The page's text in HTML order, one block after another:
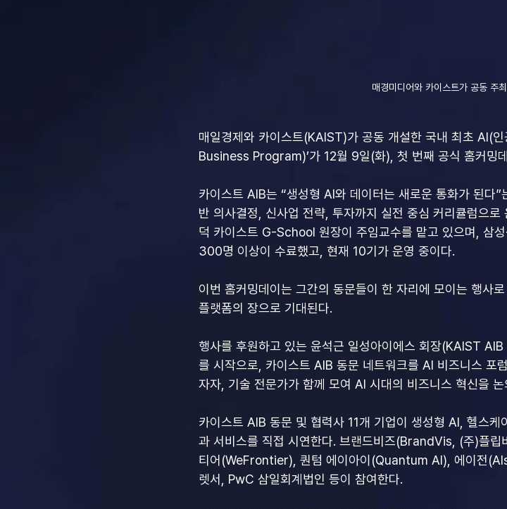
매경미디어와 카이스트가 공동 주
매일경제와 카이스트(KAIST)가 공동 개설한 국내 최초 AI(
Business Program)’가 12월 9일(화), 첫 번째 공식 홈커밍
카이스트 AIB는 “생성형 AI와 데이터는 새로운 통화가 된다
반 의사결정, 신사업 전략, 투자까지 실전 중심 커리큘럼으
덕 카이스트 G-School 원장이 주임교수를 맡고 있으며, 삼성
300명 이상이 수료했고, 현재 10기가 운영 중이다.
이번 홈커밍데이는 그간의 동문들이 한 자리에 모이는 행사
플랫폼의 장으로 기대된다.
행사를 후원하고 있는 윤석근 일성아이에스 회장(KAIST AIB
를 시작으로, 카이스트 AIB 동문 네트워크를 AI 비즈니스 포
자자, 기술 전문가가 함께 모여 AI 시대의 비즈니스 혁신을
카이스트 AIB 동문 및 협력사 11개 기업이 생성형 AI, 헬스
과 서비스를 직접 시연한다. 브랜드비즈(BrandVis, (주)플
티어(WeFrontier), 퀀텀 에이아이(Quantum AI), 에이전
렛서, PwC 삼일회계법인 등이 참여한다.